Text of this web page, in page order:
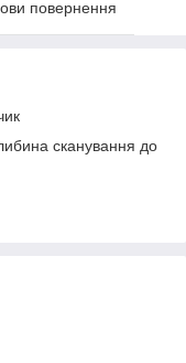
повернення
сканування до